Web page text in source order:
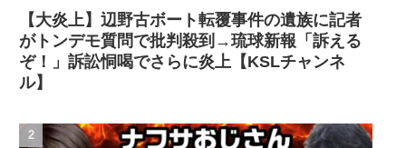
【大炎上】辺野古ボート転覆事件の遺族に記者
がトンデモ質問で批判殺到→琉球新報「訴える
ぞ！」訴訟恫喝でさらに炎上【KSLチャンネ
ル】